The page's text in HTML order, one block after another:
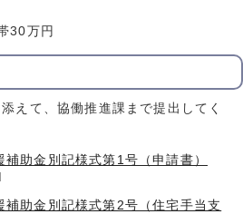
30万円
えて、協働推進課まで提出してく
助金別記様式第1号（申請書）
補助金別記様式第2号（住宅手当支